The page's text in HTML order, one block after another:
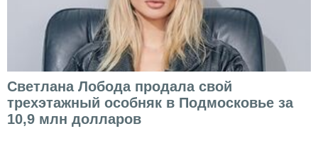
Светлана Лобода продала свой
трехэтажный особняк в Подмосковье за
10,9 млн долларов